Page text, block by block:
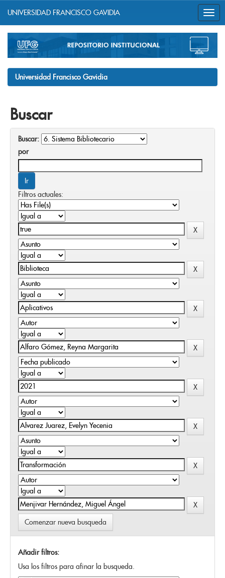
navigation
UNIVERSIDAD FRANCISCO GAVIDIA
Universidad Francisco Gavidia
Buscar
Buscar:
por
Filtros actuales:
Comenzar nueva busqueda
Añadir filtros:
Usa los filtros para afinar la busqueda.